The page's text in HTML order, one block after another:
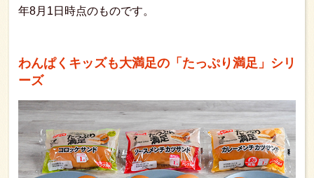
年8月1日時点のものです。
わんぱくキッズも大満足の「たっぷり満足」シリ
ーズ